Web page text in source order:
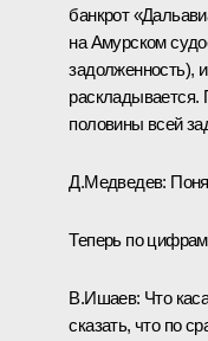
банкрот
на Амурском
задолженность),
раскладывается.
половины всей
Д.Медведев:
Теперь по
В.Ишаев: Что
сказать, что по